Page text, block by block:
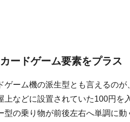
ードゲーム要素をプラス
ゲーム機の派生型とも言えるのが
上などに設置されていた100円を
型の乗り物が前後左右へ単調に動